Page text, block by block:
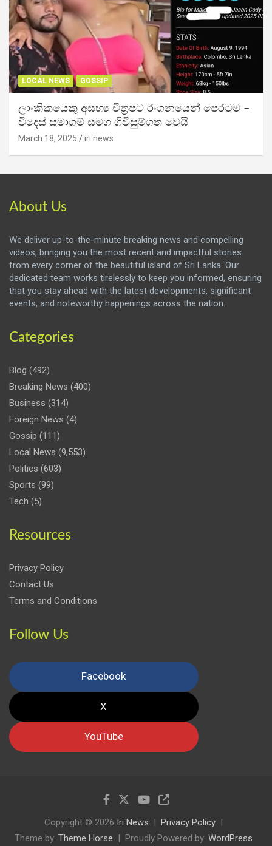
LOCAL NEWS GOSSIP
ලාංකිකයෙකු අසභ්‍ය චිත්‍රපට රංගනයෙන් පෙරටම –
විදෙස් සමාගම් සමග ගිවිසුම්ගත වෙයි
March 18, 2025 iri news
About Us
We deliver up-to-the-minute breaking news and compelling
videos, bringing you the most recent and impactful stories
from every corner of the beautiful island of Sri Lanka. Our
dedicated team works tirelessly to keep you informed, ensuring
that you stay ahead with the latest developments, significant
events, and noteworthy happenings across the nation.
Categories
Blog (492)
Breaking News (400)
Business (314)
Foreign News (4)
Gossip (111)
Local News (9,553)
Politics (603)
Sports (99)
Tech (5)
Resources
Privacy Policy
Contact Us
Terms and Conditions
Follow Us
Facebook
X
YouTube
Copyright © 2026 Iri News
Privacy Policy
Theme by: Theme Horse Proudly Powered by: WordPress